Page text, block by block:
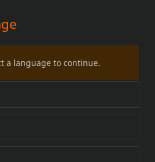
POUR
SACOCHES
a language to continue.